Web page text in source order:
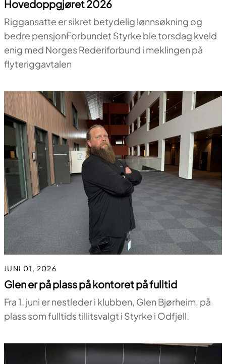
Hovedoppgjøret 2026
Riggansatte er sikret betydelig lønnsøkning og
bedre pensjonForbundet Styrke ble torsdag kveld
enig med Norges Rederiforbund i meklingen på
flyteriggavtalen
JUNI 01, 2026
Glen er på plass på kontoret på fulltid
Fra 1. juni er nestleder i klubben, Glen Bjørheim, på
plass som fulltids tillitsvalgt i Styrke i Odfjell.